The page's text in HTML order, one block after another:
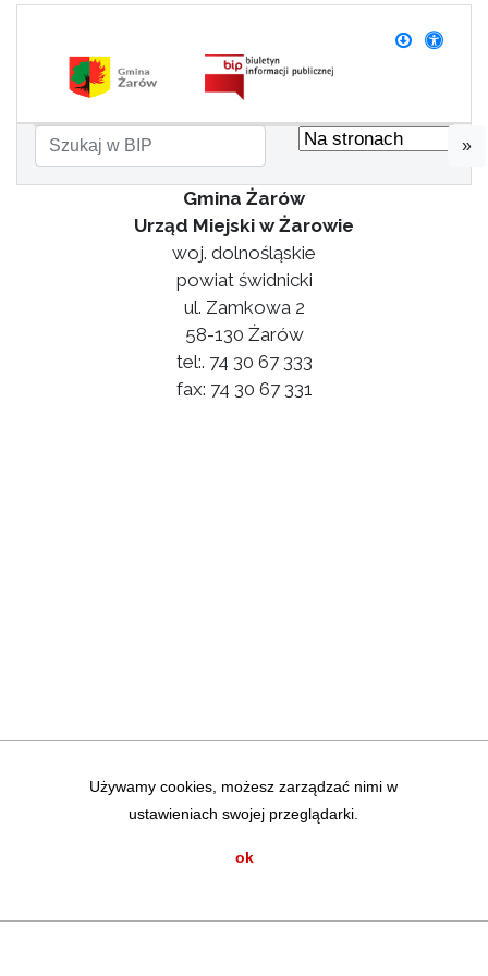
Używamy cookies, możesz zarządzać nimi w
ustawieniach swojej przeglądarki.
ok
»
Gmina Żarów
Urząd Miejski w Żarowie
woj. dolnośląskie
powiat świdnicki
ul. Zamkowa 2
58-130 Żarów
tel:. 74 30 67 333
fax: 74 30 67 331